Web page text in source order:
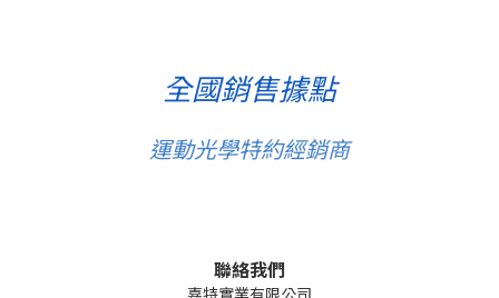
全國銷售據點
運動光學特約經銷商
聯絡我們
嘉特實業有限公司